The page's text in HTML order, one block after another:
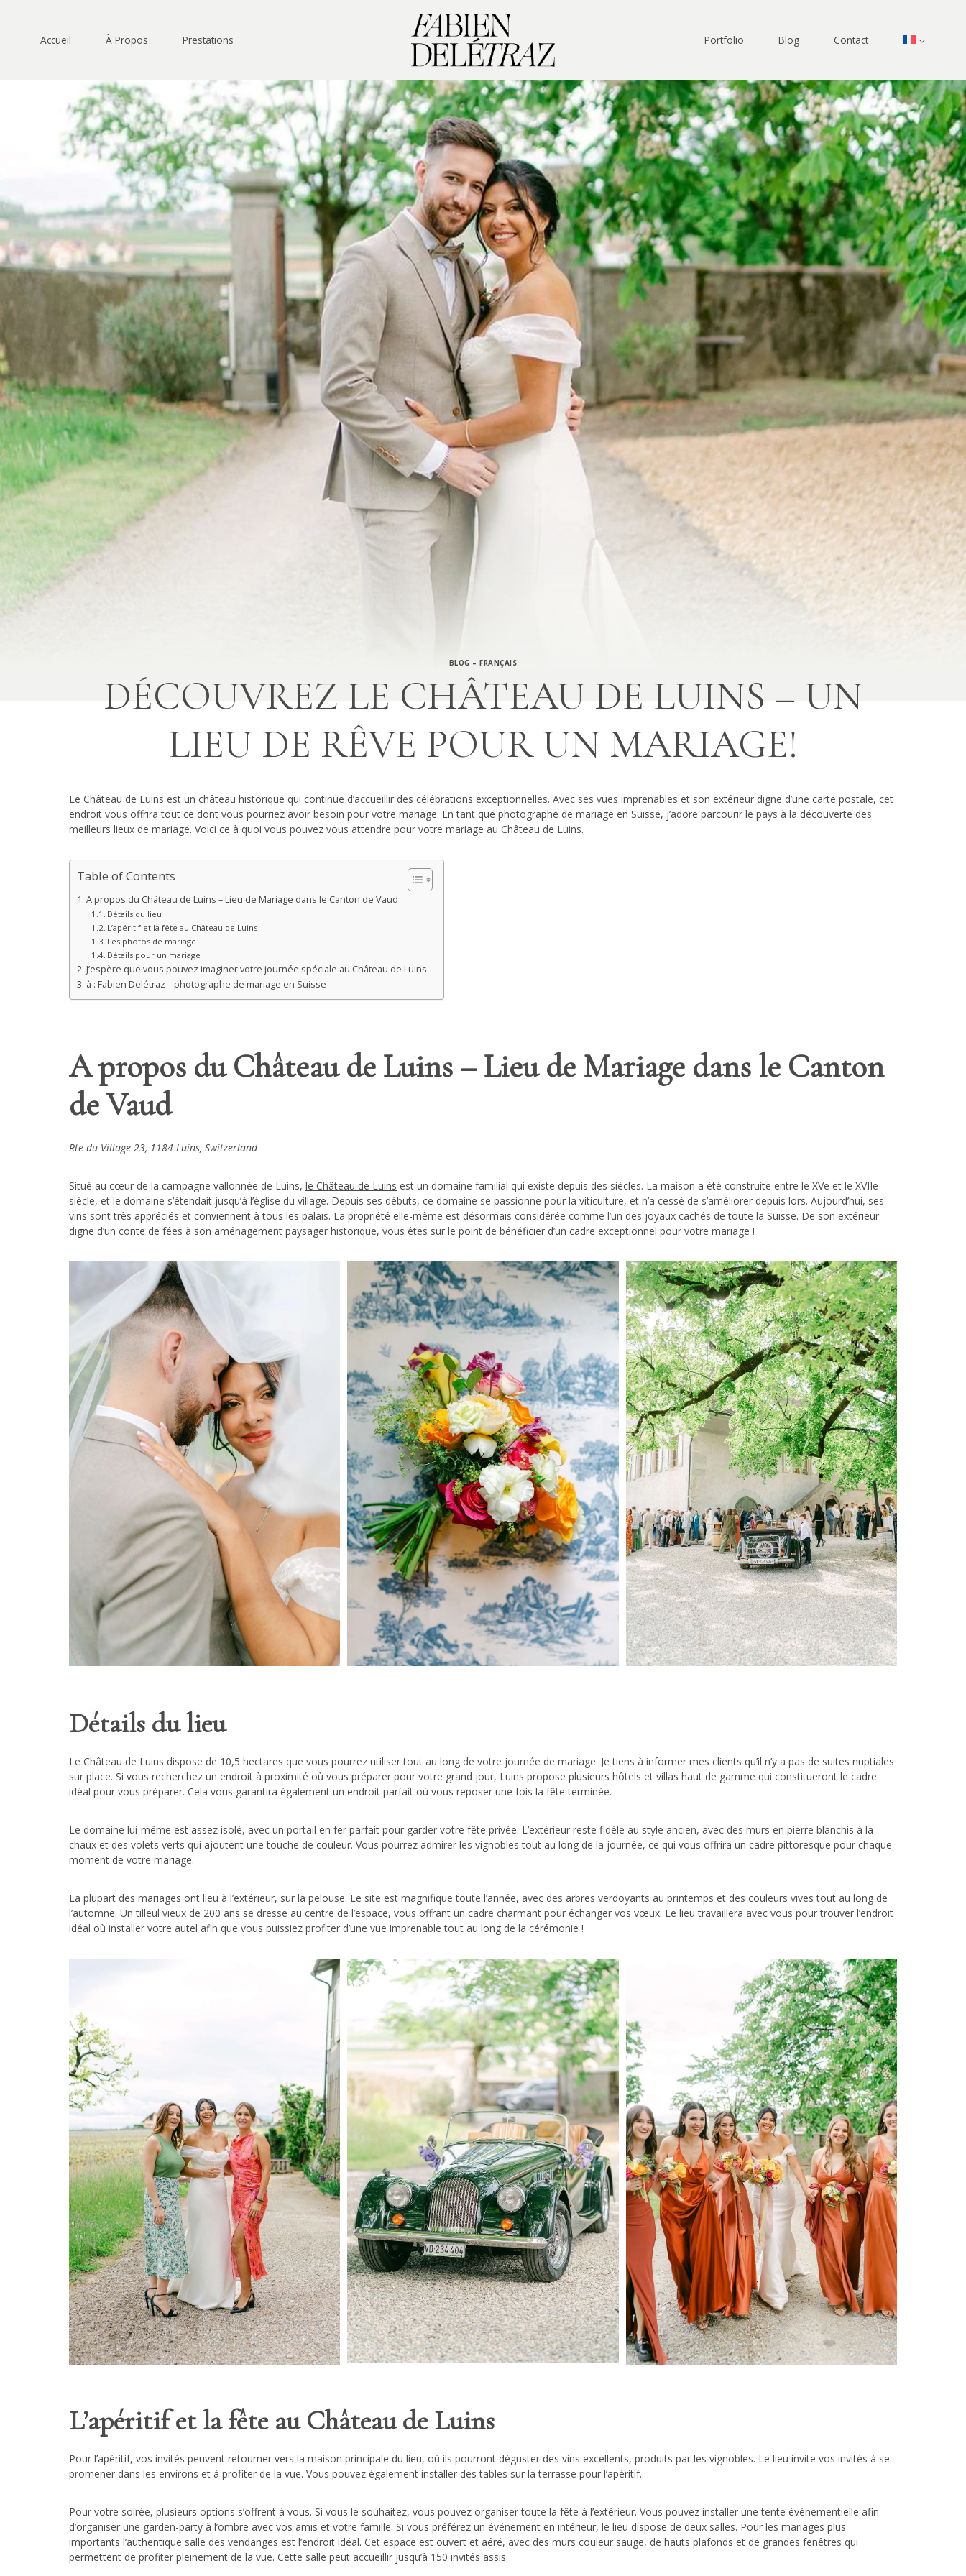
Accueil À Propos Prestations Portfolio Blog Contact
BLOG – FRANÇAIS
DÉCOUVREZ LE CHÂTEAU DE LUINS – UN
LIEU DE RÊVE POUR UN MARIAGE!
Le Château de Luins est un château historique qui continue d’accueillir des célébrations exceptionnelles. Avec ses vues imprenables et son extérieur digne d’une carte postale, cet
endroit vous offrira tout ce dont vous pourriez avoir besoin pour votre mariage. En tant que photographe de mariage en Suisse, j’adore parcourir le pays à la découverte des
meilleurs lieux de mariage. Voici ce à quoi vous pouvez vous attendre pour votre mariage au Château de Luins.
Table of Contents
A propos du Château de Luins – Lieu de Mariage dans le Canton de Vaud
Détails du lieu
L’apéritif et la fête au Château de Luins
Les photos de mariage
Détails pour un mariage
J’espère que vous pouvez imaginer votre journée spéciale au Château de Luins.
à : Fabien Delétraz – photographe de mariage en Suisse
A propos du Château de Luins – Lieu de Mariage dans le Canton
de Vaud
Rte du Village 23, 1184 Luins, Switzerland
Situé au cœur de la campagne vallonnée de Luins, le Château de Luins est un domaine familial qui existe depuis des siècles. La maison a été construite entre le XVe et le XVIIe
siècle, et le domaine s’étendait jusqu’à l’église du village. Depuis ses débuts, ce domaine se passionne pour la viticulture, et n’a cessé de s’améliorer depuis lors. Aujourd’hui, ses
vins sont très appréciés et conviennent à tous les palais. La propriété elle-même est désormais considérée comme l’un des joyaux cachés de toute la Suisse. De son extérieur
digne d’un conte de fées à son aménagement paysager historique, vous êtes sur le point de bénéficier d’un cadre exceptionnel pour votre mariage !
Détails du lieu
Le Château de Luins dispose de 10,5 hectares que vous pourrez utiliser tout au long de votre journée de mariage. Je tiens à informer mes clients qu’il n’y a pas de suites nuptiales
sur place. Si vous recherchez un endroit à proximité où vous préparer pour votre grand jour, Luins propose plusieurs hôtels et villas haut de gamme qui constitueront le cadre
idéal pour vous préparer. Cela vous garantira également un endroit parfait où vous reposer une fois la fête terminée.
Le domaine lui-même est assez isolé, avec un portail en fer parfait pour garder votre fête privée. L’extérieur reste fidèle au style ancien, avec des murs en pierre blanchis à la
chaux et des volets verts qui ajoutent une touche de couleur. Vous pourrez admirer les vignobles tout au long de la journée, ce qui vous offrira un cadre pittoresque pour chaque
moment de votre mariage.
La plupart des mariages ont lieu à l’extérieur, sur la pelouse. Le site est magnifique toute l’année, avec des arbres verdoyants au printemps et des couleurs vives tout au long de
l’automne. Un tilleul vieux de 200 ans se dresse au centre de l’espace, vous offrant un cadre charmant pour échanger vos vœux. Le lieu travaillera avec vous pour trouver l’endroit
idéal où installer votre autel afin que vous puissiez profiter d’une vue imprenable tout au long de la cérémonie !
L’apéritif et la fête au Château de Luins
Pour l’apéritif, vos invités peuvent retourner vers la maison principale du lieu, où ils pourront déguster des vins excellents, produits par les vignobles. Le lieu invite vos invités à se
promener dans les environs et à profiter de la vue. Vous pouvez également installer des tables sur la terrasse pour l’apéritif..
Pour votre soirée, plusieurs options s’offrent à vous. Si vous le souhaitez, vous pouvez organiser toute la fête à l’extérieur. Vous pouvez installer une tente événementielle afin
d’organiser une garden-party à l’ombre avec vos amis et votre famille. Si vous préférez un événement en intérieur, le lieu dispose de deux salles. Pour les mariages plus
importants l’authentique salle des vendanges est l’endroit idéal. Cet espace est ouvert et aéré, avec des murs couleur sauge, de hauts plafonds et de grandes fenêtres qui
permettent de profiter pleinement de la vue. Cette salle peut accueillir jusqu’à 150 invités assis.